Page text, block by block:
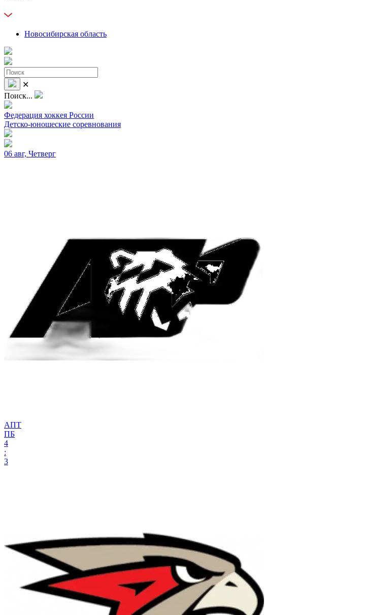
Новосибирская область
✕
Поиск...
Федерация хоккея России
Детско-юношеские соревнования
06 авг, Четверг
АПТ
ПБ
4
:
3